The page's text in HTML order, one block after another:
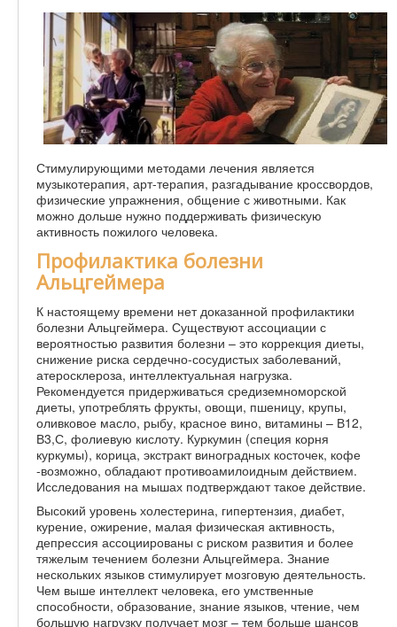
Стимулирующими методами лечения является
музыкотерапия, арт-терапия, разгадывание кроссвордов,
физические упражнения, общение с животными. Как
можно дольше нужно поддерживать физическую
активность пожилого человека.
Профилактика болезни
Альцгеймера
К настоящему времени нет доказанной профилактики
болезни Альцгеймера. Существуют ассоциации с
вероятностью развития болезни – это коррекция диеты,
снижение риска сердечно-сосудистых заболеваний,
атеросклероза, интеллектуальная нагрузка.
Рекомендуется придерживаться средиземноморской
диеты, употреблять фрукты, овощи, пшеницу, крупы,
оливковое масло, рыбу, красное вино, витамины – В12,
В3,С, фолиевую кислоту. Куркумин (специя корня
куркумы), корица, экстракт виноградных косточек, кофе
-возможно, обладают противоамилоидным действием.
Исследования на мышах подтверждают такое действие.
Высокий уровень холестерина, гипертензия, диабет,
курение, ожирение, малая физическая активность,
депрессия ассоциированы с риском развития и более
тяжелым течением болезни Альцгеймера. Знание
нескольких языков стимулирует мозговую деятельность.
Чем выше интеллект человека, его умственные
способности, образование, знание языков, чтение, чем
большую нагрузку получает мозг – тем больше шансов